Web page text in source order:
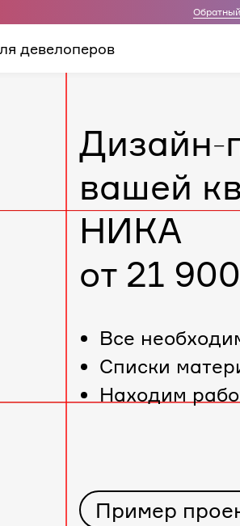
девелоперов
Дизайн-
вашей
НИКА
от 21
Все
Cписки
Находим
Пример